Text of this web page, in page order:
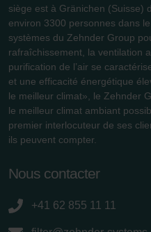
siège est à Gränichen (Suisse)
environ 3300 personnes dans
systèmes du Zehnder Group
rafraîchissement, la ventilation
purification de l’air se
et une efficacité énergétique
le meilleur climat», le Zehnder
le meilleur climat ambiant
premier interlocuteur de ses
ils peuvent compter.
Nous contacter
+41 62 855 11 11